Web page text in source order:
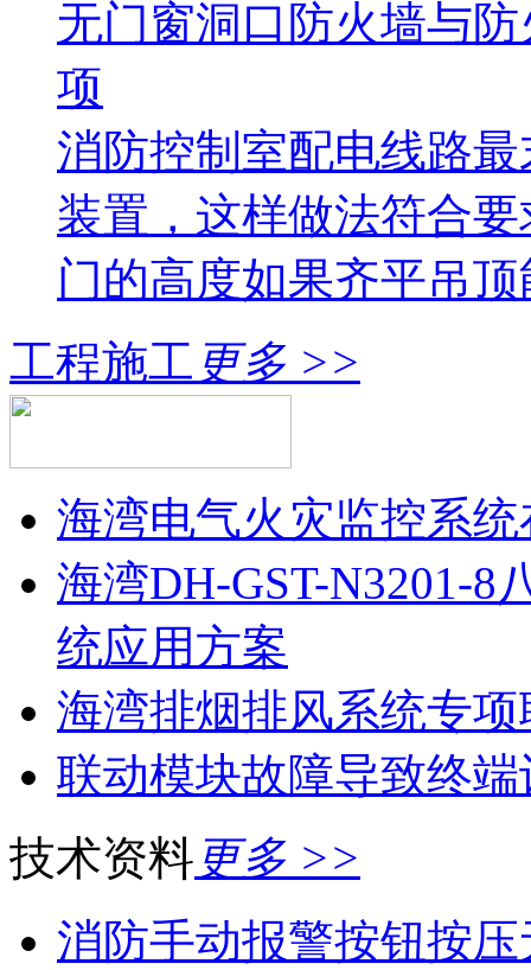
无门窗洞口防火墙与
项
消防控制室配电线路
装置，这样做法符合
门的高度如果齐平吊
工程施工 更多 >>
海湾电气火灾监控系
海湾DH-GST-N3201-8
统应用方案
海湾排烟排风系统专
联动模块故障导致终
技术资料 更多 >>
消防手动报警按钮按